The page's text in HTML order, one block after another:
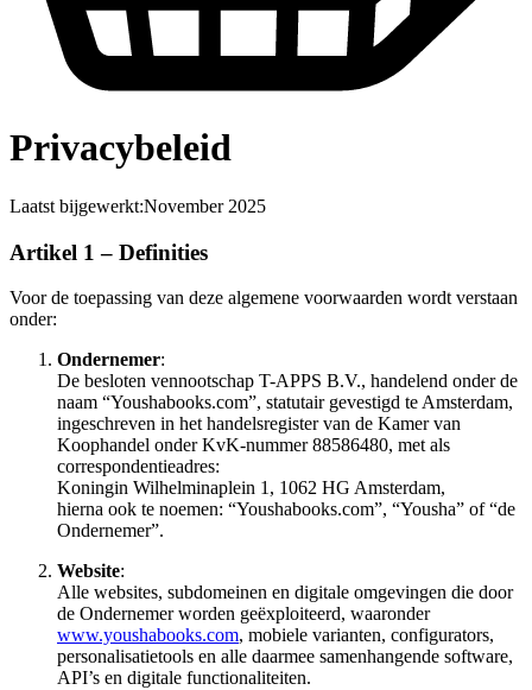
Privacybeleid
Laatst bijgewerkt:November 2025
Artikel 1 – Definities
Voor de toepassing van deze algemene voorwaarden wordt verstaan
onder:
Ondernemer:
De besloten vennootschap T-APPS B.V., handelend onder de
naam “Youshabooks.com”, statutair gevestigd te Amsterdam,
ingeschreven in het handelsregister van de Kamer van
Koophandel onder KvK-nummer 88586480, met als
correspondentieadres:
Koningin Wilhelminaplein 1, 1062 HG Amsterdam,
hierna ook te noemen: “Youshabooks.com”, “Yousha” of “de
Ondernemer”.
Website:
Alle websites, subdomeinen en digitale omgevingen die door
de Ondernemer worden geëxploiteerd, waaronder
www.youshabooks.com, mobiele varianten, configurators,
personalisatietools en alle daarmee samenhangende software,
API’s en digitale functionaliteiten.